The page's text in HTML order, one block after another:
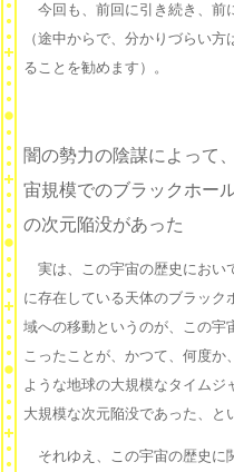
今回も、前回に引き続き、前
（途中からで、分かりづらい
ることを勧めます）。
闇の勢力の陰謀によって
宙規模でのブラックホー
の次元陥没があった
実は、この宇宙の歴史におい
に存在している天体のブラッ
域への移動というのが、この宇
こったことが、かつて、何度か
ような地球の大規模なタイム
大規模な次元陥没であった、と
それゆえ、この宇宙の歴史に